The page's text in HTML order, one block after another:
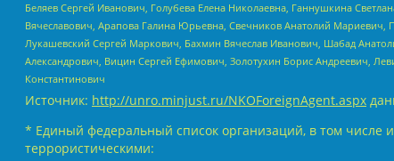
Беляев Сергей Иванович, Голубева Елена Николаевна, Ганнушкина
Вячеславович, Арапова Галина Юрьевна, Свечников Анатолий
Лукашевский Сергей Маркович, Бахмин Вячеслав Иванович, Шабад
Александрович, Вицин Сергей Ефимович, Золотухин Борис Андреевич,
Константинович
Источник: http://unro.minjust.ru/NKOForeignAgent.aspx
* Единый федеральный список организаций, в том числе
террористическими: